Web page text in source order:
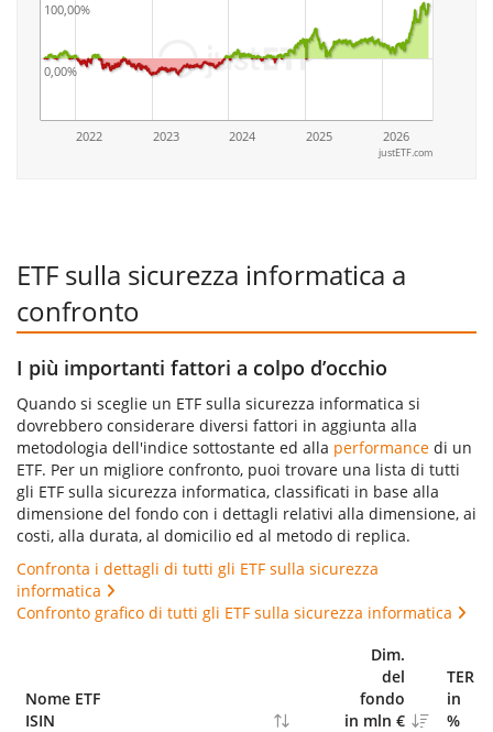
2022 2023 2024 2025 2026
0,00%
100,00%
justETF.com
ETF sulla sicurezza informatica a
confronto
I più importanti fattori a colpo d’occhio
Quando si sceglie un ETF sulla sicurezza informatica si
dovrebbero considerare diversi fattori in aggiunta alla
metodologia dell'indice sottostante ed alla performance di un
ETF. Per un migliore confronto, puoi trovare una lista di tutti
gli ETF sulla sicurezza informatica, classificati in base alla
dimensione del fondo con i dettagli relativi alla dimensione, ai
costi, alla durata, al domicilio ed al metodo di replica.
Confronta i dettagli di tutti gli ETF sulla sicurezza
informatica
Confronto grafico di tutti gli ETF sulla sicurezza informatica
Nome ETF
ISIN
Dim.
del
fondo
in mln €
TER
in
%